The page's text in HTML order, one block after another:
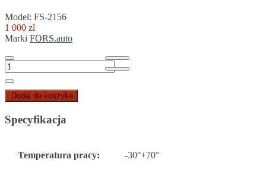
Model: FS-2156
1 000 zl
Marki FORS.auto
Dodaj do koszyka
Specyfikacja
Temperatura pracy: -30°+70°